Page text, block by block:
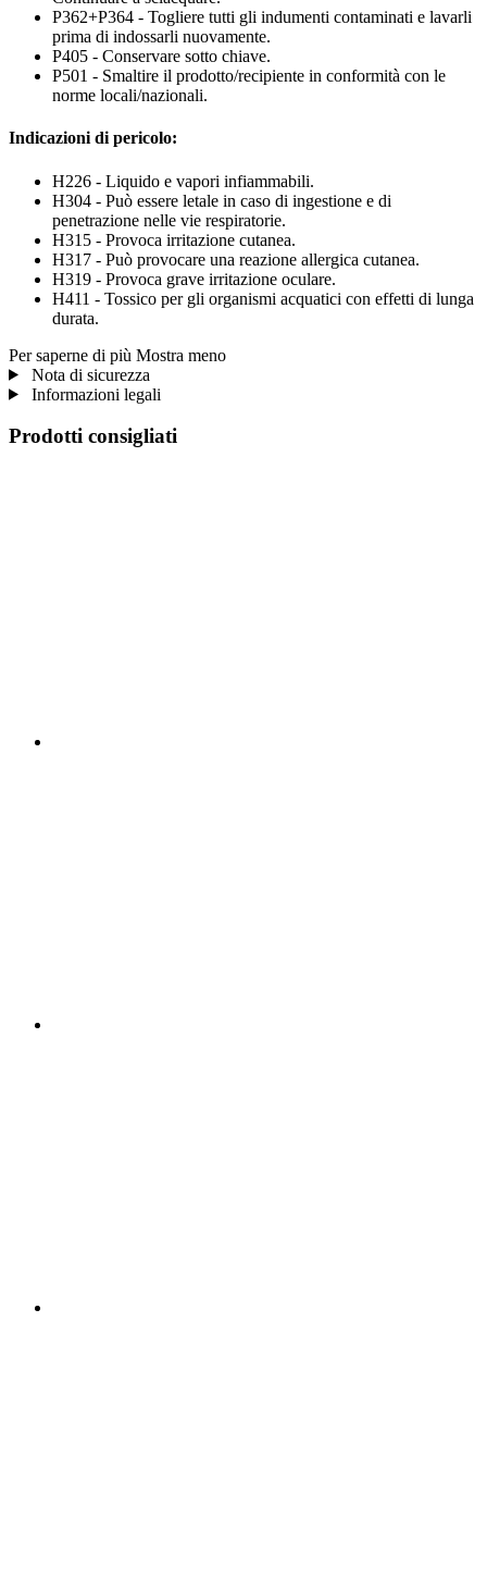
P362+P364 - Togliere tutti gli indumenti contaminati e lavarli
prima di indossarli nuovamente.
P405 - Conservare sotto chiave.
P501 - Smaltire il prodotto/recipiente in conformità con le
norme locali/nazionali.
Indicazioni di pericolo:
H226 - Liquido e vapori infiammabili.
H304 - Può essere letale in caso di ingestione e di
penetrazione nelle vie respiratorie.
H315 - Provoca irritazione cutanea.
H317 - Può provocare una reazione allergica cutanea.
H319 - Provoca grave irritazione oculare.
H411 - Tossico per gli organismi acquatici con effetti di lunga
durata.
Per saperne di più Mostra meno
Nota di sicurezza
Informazioni legali
Prodotti consigliati